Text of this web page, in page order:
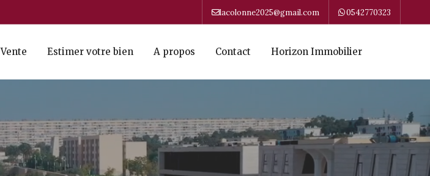
lacolonne2025@gmail.com 0542770323
Vente Estimer votre bien A propos Contact Horizon Immobilier